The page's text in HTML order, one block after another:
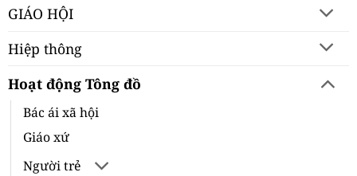
GIÁO HỘI
Hiệp thông
Hoạt động Tông đồ
Bác ái xã hội
Giáo xứ
Người trẻ